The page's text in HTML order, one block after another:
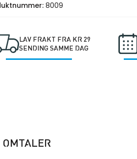
8009
LAV FRAKT FRA KR 29
SENDING SAMME DAG
OMTALER